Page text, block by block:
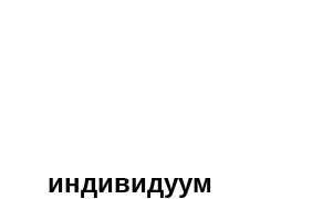
индивидуум